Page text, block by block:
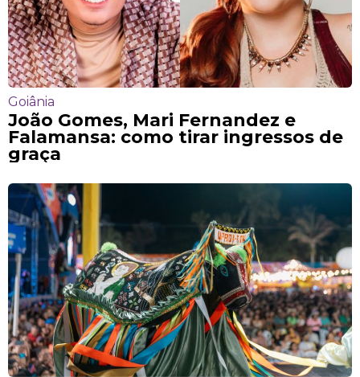
Goiânia
João Gomes, Mari Fernandez e
Falamansa: como tirar ingressos de
graça